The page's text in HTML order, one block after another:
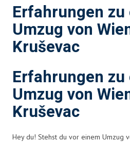
Erfahrungen zu
Umzug von
Kruševac
Erfahrungen zu
Umzug von
Kruševac
Hey du! Stehst du vor einem Umzug